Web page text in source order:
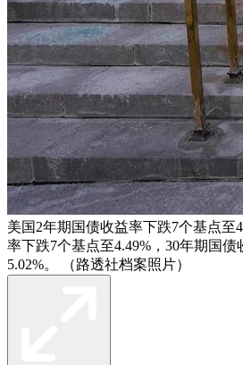
美国2年期国债收益率下跌7个基点至
率下跌7个基点至4.49%，30年期国
5.02%。 （路透社档案照片）